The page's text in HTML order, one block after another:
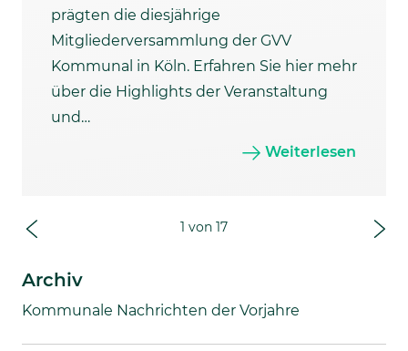
prägten die diesjährige
Mitgliederversammlung der GVV
Kommunal in Köln. Erfahren Sie hier mehr
über die Highlights der Veranstaltung
und…
Weiterlesen
1 von 17
Archiv
Kommunale Nachrichten der Vorjahre